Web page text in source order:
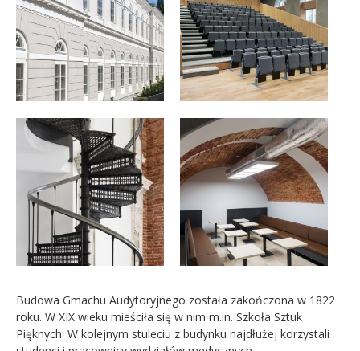
Budowa Gmachu Audytoryjnego została zakończona w 1822
roku. W XIX wieku mieściła się w nim m.in. Szkoła Sztuk
Pięknych. W kolejnym stuleciu z budynku najdłużej korzystali